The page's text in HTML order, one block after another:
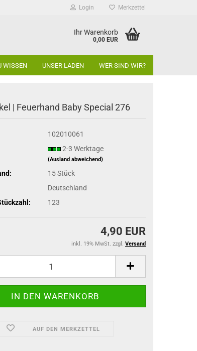
Login Merkzettel
Ihr Warenkorb
0,00 EUR
WISSEN UNSER LADEN WER SIND WIR?
| Feuerhand Baby Special 276
102010061
2-3 Werktage
(Ausland abweichend)
15Stück
Deutschland
123
4,90 EUR
inkl. 19% MwSt. zzgl. Versand
AUF DEN MERKZETTEL